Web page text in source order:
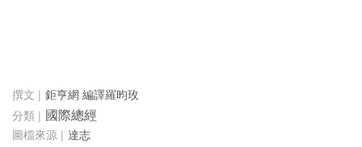
鉅亨網 編譯羅昀玫
國際總經
達志